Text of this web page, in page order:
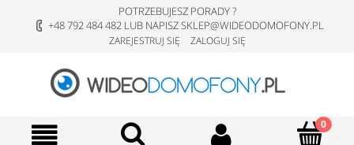
POTRZEBUJESZ PORADY ?
+48 792 484 482 LUB NAPISZ SKLEP@WIDEODOMOFONY.PL
ZAREJESTRUJ SIĘ ZALOGUJ SIĘ